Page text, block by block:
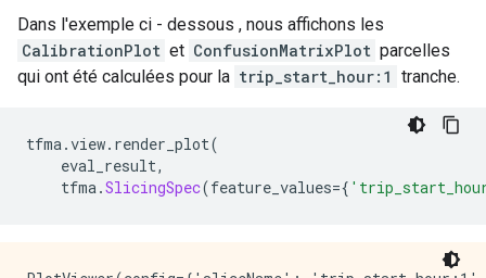
Dans l'exemple ci - dessous , nous affichons les
CalibrationPlot et ConfusionMatrixPlot parcelles
qui ont été calculées pour la trip_start_hour:1 tranche.
tfma.view. render_plot(
eval_result,
tfma.SlicingSpec(feature_values={